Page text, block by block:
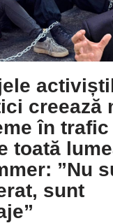
creează
în trafic
toată
”Nu
sunt